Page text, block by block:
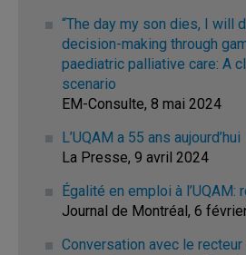
“The day my son dies, I will
decision-making through
paediatric palliative care: A
scenario
EM-Consulte, 8 mai 2024
L’UQAM a 55 ans aujourd’hui
La Presse, 9 avril 2024
Égalité en emploi à
Journal de Montréal, 6
Conversation avec le recteur